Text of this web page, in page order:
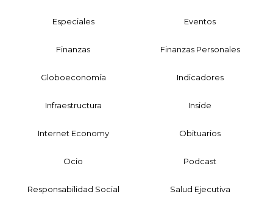
Especiales Eventos
Finanzas Finanzas Personales
Globoeconomía Indicadores
Infraestructura Inside
Internet Economy Obituarios
Ocio Podcast
Responsabilidad Social Salud Ejecutiva